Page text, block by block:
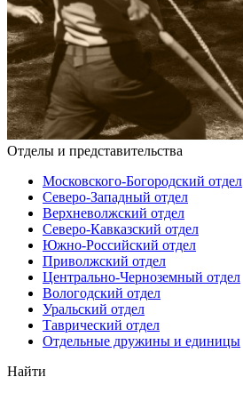
Отделы и представительства
Московского-Богородский отдел
Северо-Западный отдел
Верхневолжский отдел
Северо-Кавказский отдел
Южно-Российский отдел
Приволжский отдел
Центрально-Черноземный отдел
Вологодский отдел
Уральский отдел
Таврический отдел
Отдельные дружины и единицы
Найти